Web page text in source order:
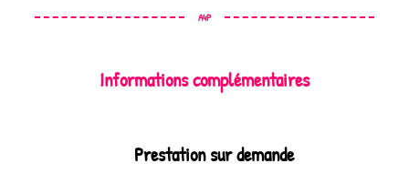
A4P
Informations complémentaires
Prestation sur demande